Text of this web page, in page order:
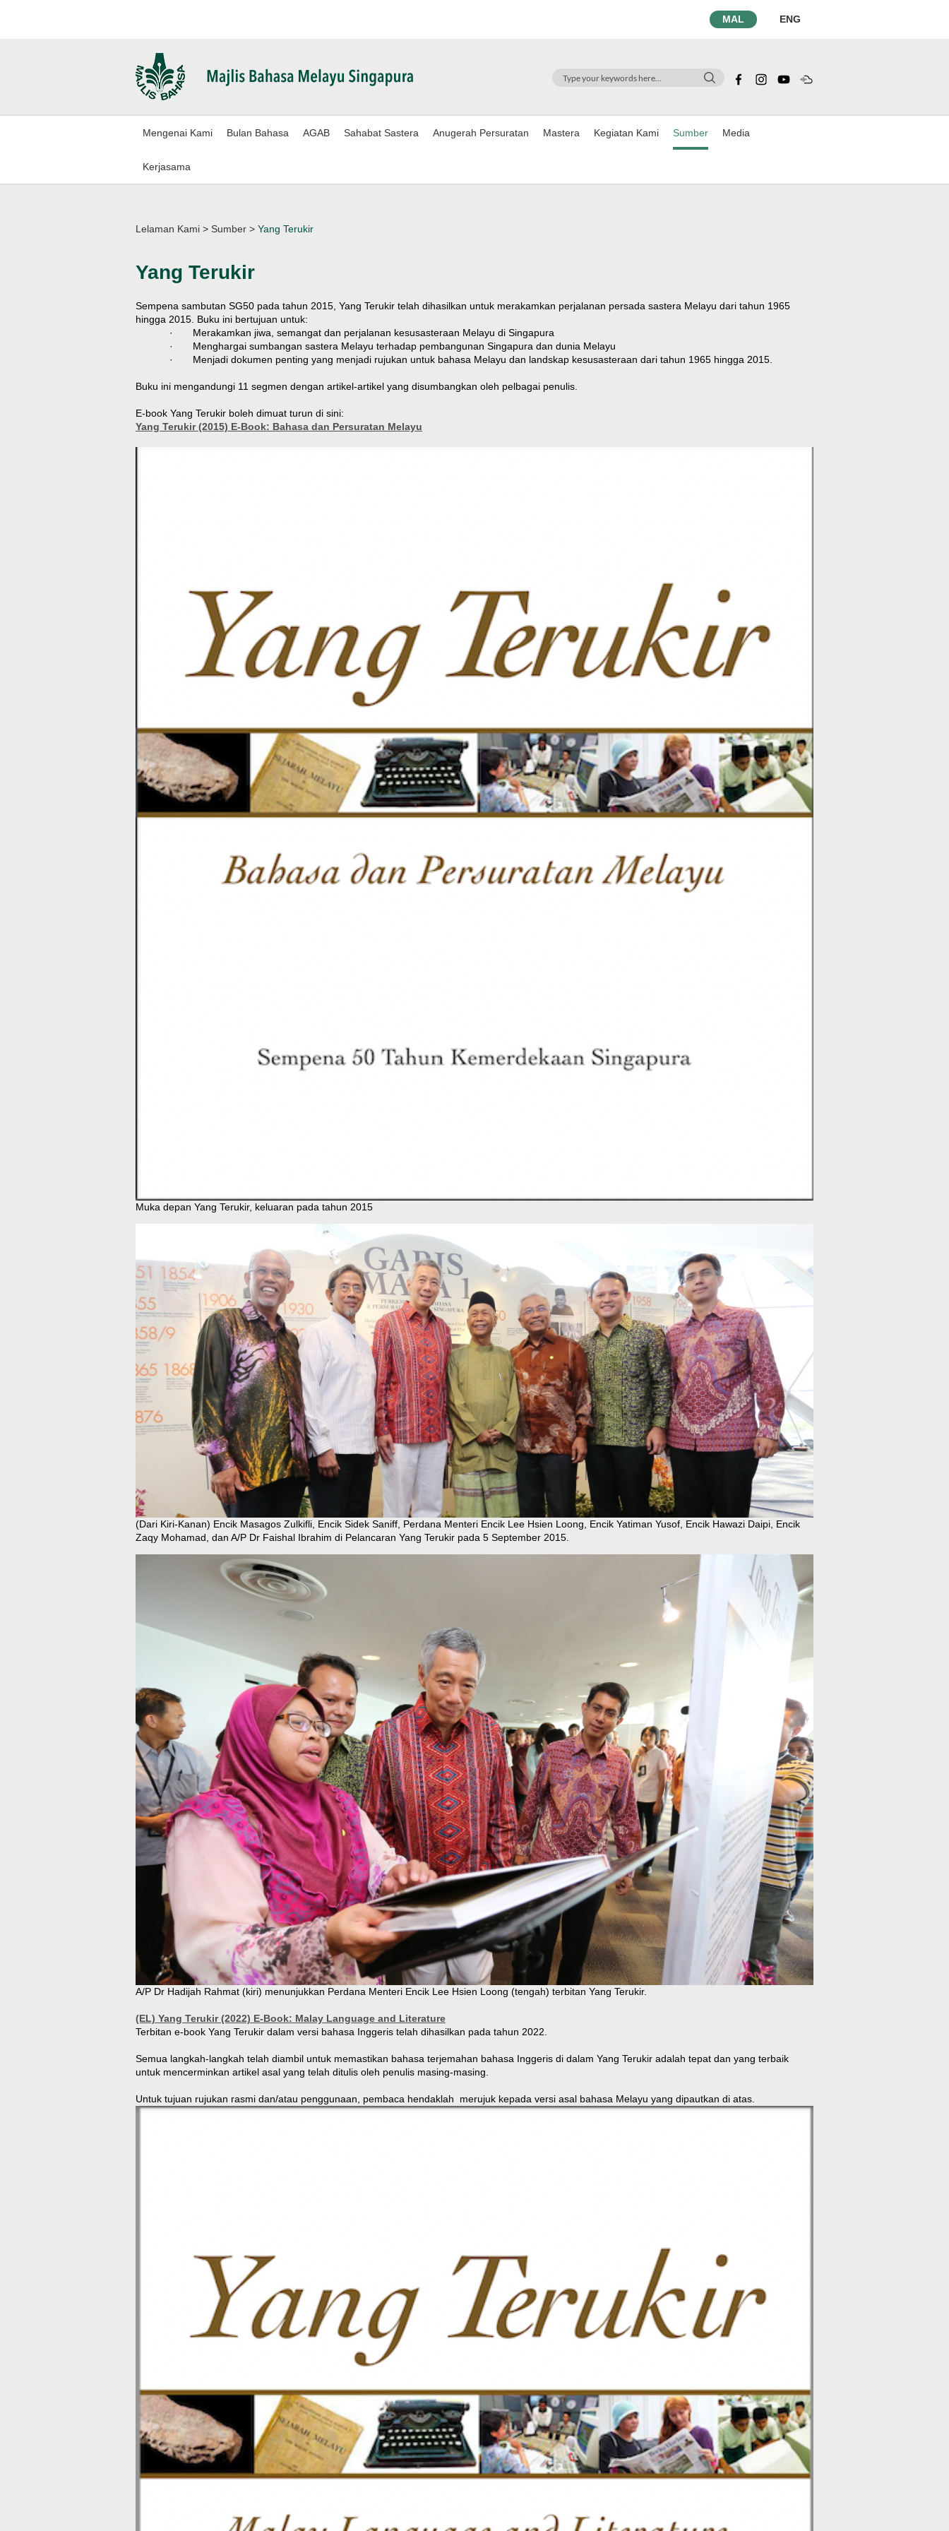
MAL ENG
SEARCH
Mengenai Kami Bulan Bahasa AGAB Sahabat Sastera Anugerah Persuratan Mastera Kegiatan Kami Sumber Media
Kerjasama
Lelaman Kami > Sumber > Yang Terukir
Yang Terukir
Sempena sambutan SG50 pada tahun 2015, Yang Terukir telah dihasilkan untuk merakamkan perjalanan persada sastera Melayu dari tahun 1965
hingga 2015. Buku ini bertujuan untuk:
· Merakamkan jiwa, semangat dan perjalanan kesusasteraan Melayu di Singapura
· Menghargai sumbangan sastera Melayu terhadap pembangunan Singapura dan dunia Melayu
· Menjadi dokumen penting yang menjadi rujukan untuk bahasa Melayu dan landskap kesusasteraan dari tahun 1965 hingga 2015.
Buku ini mengandungi 11 segmen dengan artikel-artikel yang disumbangkan oleh pelbagai penulis.
E-book Yang Terukir boleh dimuat turun di sini:
Yang Terukir (2015) E-Book: Bahasa dan Persuratan Melayu
Muka depan Yang Terukir, keluaran pada tahun 2015
(Dari Kiri-Kanan) Encik Masagos Zulkifli, Encik Sidek Saniff, Perdana Menteri Encik Lee Hsien Loong, Encik Yatiman Yusof, Encik Hawazi Daipi, Encik
Zaqy Mohamad, dan A/P Dr Faishal Ibrahim di Pelancaran Yang Terukir pada 5 September 2015.
A/P Dr Hadijah Rahmat (kiri) menunjukkan Perdana Menteri Encik Lee Hsien Loong (tengah) terbitan Yang Terukir.
(EL) Yang Terukir (2022) E-Book: Malay Language and Literature
Terbitan e-book Yang Terukir dalam versi bahasa Inggeris telah dihasilkan pada tahun 2022.
Semua langkah-langkah telah diambil untuk memastikan bahasa terjemahan bahasa Inggeris di dalam Yang Terukir adalah tepat dan yang terbaik
untuk mencerminkan artikel asal yang telah ditulis oleh penulis masing-masing.
Untuk tujuan rujukan rasmi dan/atau penggunaan, pembaca hendaklah merujuk kepada versi asal bahasa Melayu yang dipautkan di atas.